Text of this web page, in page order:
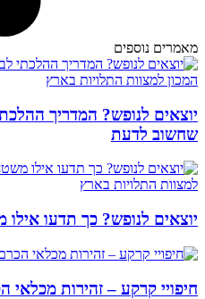
מאמרים נוספים
יוצאים לנופש? המדריך
שחשוב לדעת
יוצאים לנופש? כך תדעו
חיפויי קרקע – זהירות מכלאי